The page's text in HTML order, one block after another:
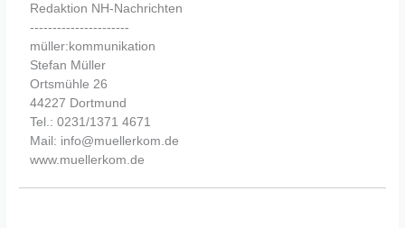
Redaktion NH-Nachrichten
----------------------
müller:kommunikation
Stefan Müller
Ortsmühle 26
44227 Dortmund
Tel.: 0231/1371 4671
Mail: info@muellerkom.de
www.muellerkom.de